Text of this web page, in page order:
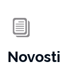
Novosti